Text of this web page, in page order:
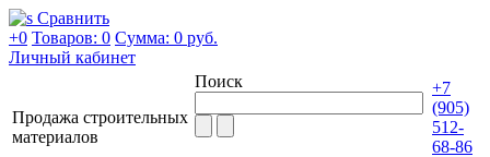
Сравнить
+0 Товаров: 0 Сумма: 0 руб.
Личный кабинет
Продажа строительных
материалов
Поиск
+7
(905)
512-
68-86